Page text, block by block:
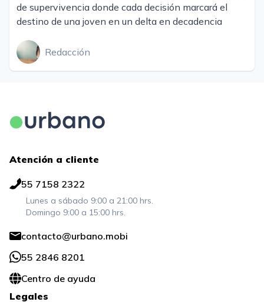
de supervivencia donde cada decisión marcará el
destino de una joven en un delta en decadencia
Redacción
Legales
Atención a cliente
55 7158 2322
Lunes a sábado 9:00 a 21:00 hrs.
Domingo 9:00 a 15:00 hrs.
contacto@urbano.mobi
55 2846 8201
Centro de ayuda